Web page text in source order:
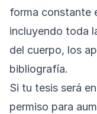
forma constante
incluyendo toda
del cuerpo, los
bibliografía.
Si tu tesis será
permiso para